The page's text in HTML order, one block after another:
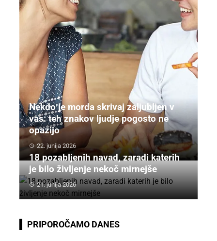
Nekdo je morda skrivaj zaljubljen v
vas: teh znakov ljudje pogosto ne
opazijo
22. junija 2026
18 pozabljenih navad, zaradi katerih
je bilo življenje nekoč mirnejše
21. junija 2026
PRIPOROČAMO DANES